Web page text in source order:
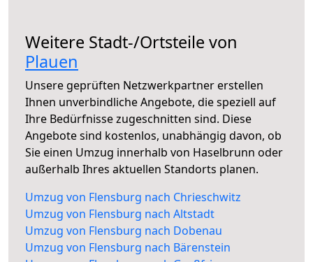
Weitere Stadt-/Ortsteile von
Plauen
Unsere geprüften Netzwerkpartner erstellen
Ihnen unverbindliche Angebote, die speziell auf
Ihre Bedürfnisse zugeschnitten sind. Diese
Angebote sind kostenlos, unabhängig davon, ob
Sie einen Umzug innerhalb von Haselbrunn oder
außerhalb Ihres aktuellen Standorts planen.
Umzug von Flensburg nach Chrieschwitz
Umzug von Flensburg nach Altstadt
Umzug von Flensburg nach Dobenau
Umzug von Flensburg nach Bärenstein